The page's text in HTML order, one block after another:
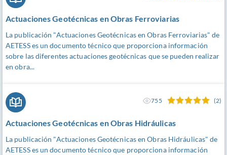
Actuaciones Geotécnicas en Obras Ferroviarias
La publicación "Actuaciones Geotécnicas en Obras Ferroviarias" de
AETESS es un documento técnico que proporciona información
sobre las diferentes actuaciones geotécnicas que se pueden realizar
en obra...
Actuaciones Geotécnicas en Obras Hidráulicas
La publicación "Actuaciones Geotécnicas en Obras Hidráulicas" de
AETESS es un documento técnico que proporciona información
755 (2)